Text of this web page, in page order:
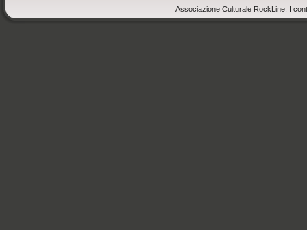
Associazione Culturale RockLine. I